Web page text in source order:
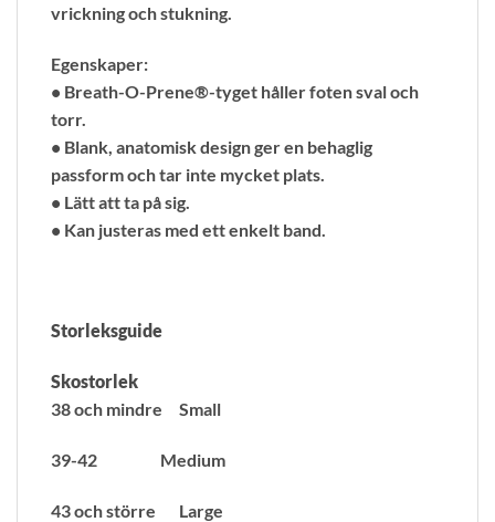
vrickning och stukning.
Egenskaper:
• Breath-O-Prene®-tyget håller foten sval och
torr.
• Blank, anatomisk design ger en behaglig
passform och tar inte mycket plats.
• Lätt att ta på sig.
• Kan justeras med ett enkelt band.
Storleksguide
Skostorlek
38 och mindre Small
39-42 Medium
43 och större Large